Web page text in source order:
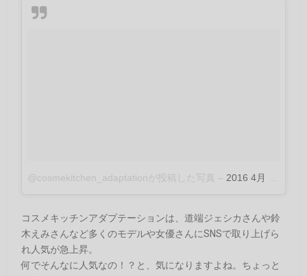
@cosmekitchen_adaptationが投稿した写真 – 2016 4月 15 4:48午前 PDT
コスメキッチンアダプテーションは、道端ジェシカさんや鈴
木えみさんなど多くのモデルや女優さんにSNSで取り上げら
れ人気が急上昇。
何でそんなに人気なの！？と、気になりますよね。ちょっと